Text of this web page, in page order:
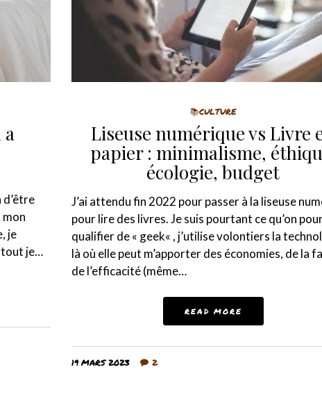
a
je
je…
📚CULTURE
Liseuse numérique vs Livre
papier : minimalisme,
écologie, budget
J’ai attendu fin 2022 pour passer à la liseuse
pour lire des livres. Je suis pourtant ce qu’on
qualifier de « geek« , j’utilise volontiers la
là où elle peut m’apporter des économies, de la
de l’efficacité (même…
READ MORE
19 MARS 2023 2